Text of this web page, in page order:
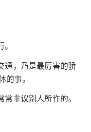
通，乃是最厉害的骄
的事。
非议别人所作的。